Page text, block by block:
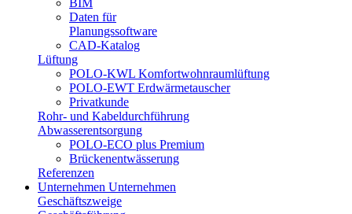
BIM
Daten für
Planungssoftware
CAD-Katalog
Lüftung
POLO-KWL Komfortwohnraumlüftung
POLO-EWT Erdwärmetauscher
Privatkunde
Rohr- und Kabeldurchführung
Abwasserentsorgung
POLO-ECO plus Premium
Brückenentwässerung
Referenzen
Unternehmen Unternehmen
Geschäftszweige